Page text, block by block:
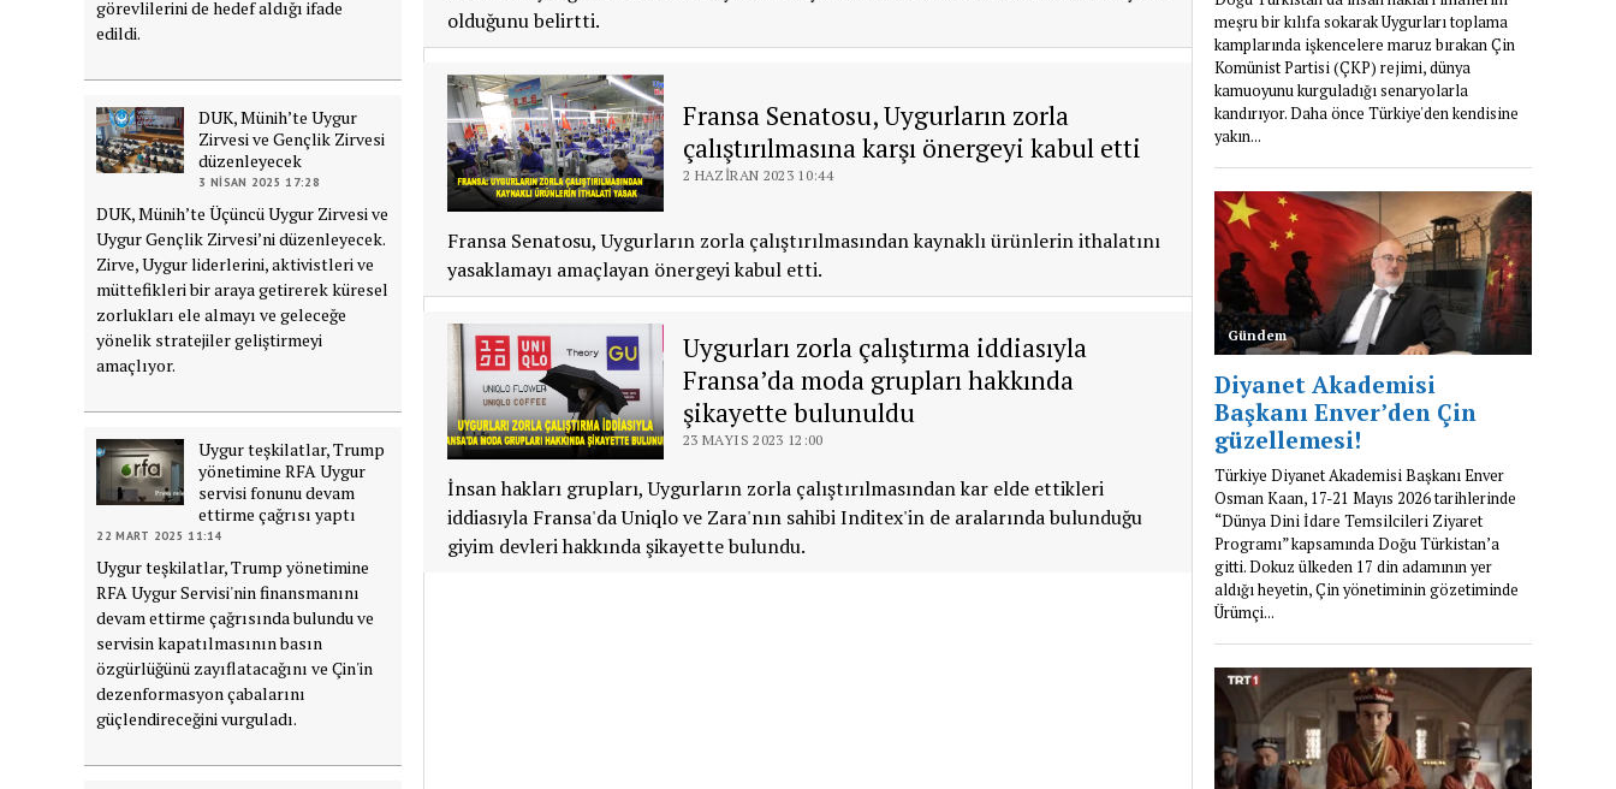
görevlilerini de hedef aldığı ifade
edildi.
DUK, Münih’te Uygur
Zirvesi ve Gençlik Zirvesi
düzenleyecek
3 NISAN 2025 17:28
DUK, Münih’te Üçüncü Uygur Zirvesi ve
Uygur Gençlik Zirvesi’ni düzenleyecek.
Zirve, Uygur liderlerini, aktivistleri ve
müttefikleri bir araya getirerek küresel
zorlukları ele almayı ve geleceğe
yönelik stratejiler geliştirmeyi
amaçlıyor.
Uygur teşkilatlar, Trump
yönetimine RFA Uygur
servisi fonunu devam
ettirme çağrısı yaptı
22 MART 2025 11:14
Uygur teşkilatlar, Trump yönetimine
RFA Uygur Servisi'nin finansmanını
devam ettirme çağrısında bulundu ve
servisin kapatılmasının basın
özgürlüğünü zayıflatacağını ve Çin'in
dezenformasyon çabalarını
güçlendireceğini vurguladı.
olduğunu belirtti.
Fransa Senatosu, Uygurların zorla
çalıştırılmasına karşı önergeyi kabul etti
2 HAZIRAN 2023 10:44
Fransa Senatosu, Uygurların zorla çalıştırılmasından kaynaklı ürünlerin ithalatını
yasaklamayı amaçlayan önergeyi kabul etti.
Uygurları zorla çalıştırma iddiasıyla
Fransa’da moda grupları hakkında
şikayette bulunuldu
23 MAYIS 2023 12:00
İnsan hakları grupları, Uygurların zorla çalıştırılmasından kar elde ettikleri
iddiasıyla Fransa'da Uniqlo ve Zara'nın sahibi Inditex'in de aralarında bulunduğu
giyim devleri hakkında şikayette bulundu.